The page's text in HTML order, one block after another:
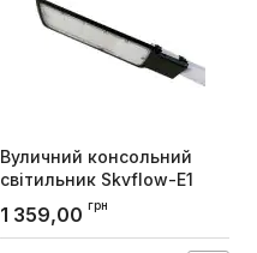
Вуличний консольний
світильник Skyflow-E1
100Вт 6400K IP65,
Євросвітло
1 359,00 грн